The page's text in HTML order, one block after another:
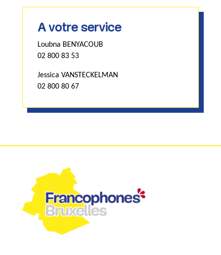
A votre service
Loubna BENYACOUB
02 800 83 53
Jessica VANSTECKELMAN
02 800 80 67